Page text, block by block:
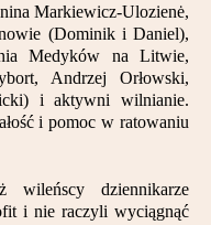
Markiewicz-Ulozienė,
(Dominik i Daniel),
Medyków na Litwie,
Andrzej Orłowski,
i aktywni wilnianie.
i pomoc w ratowaniu
dziennikarze
i nie raczyli wyciągnąć